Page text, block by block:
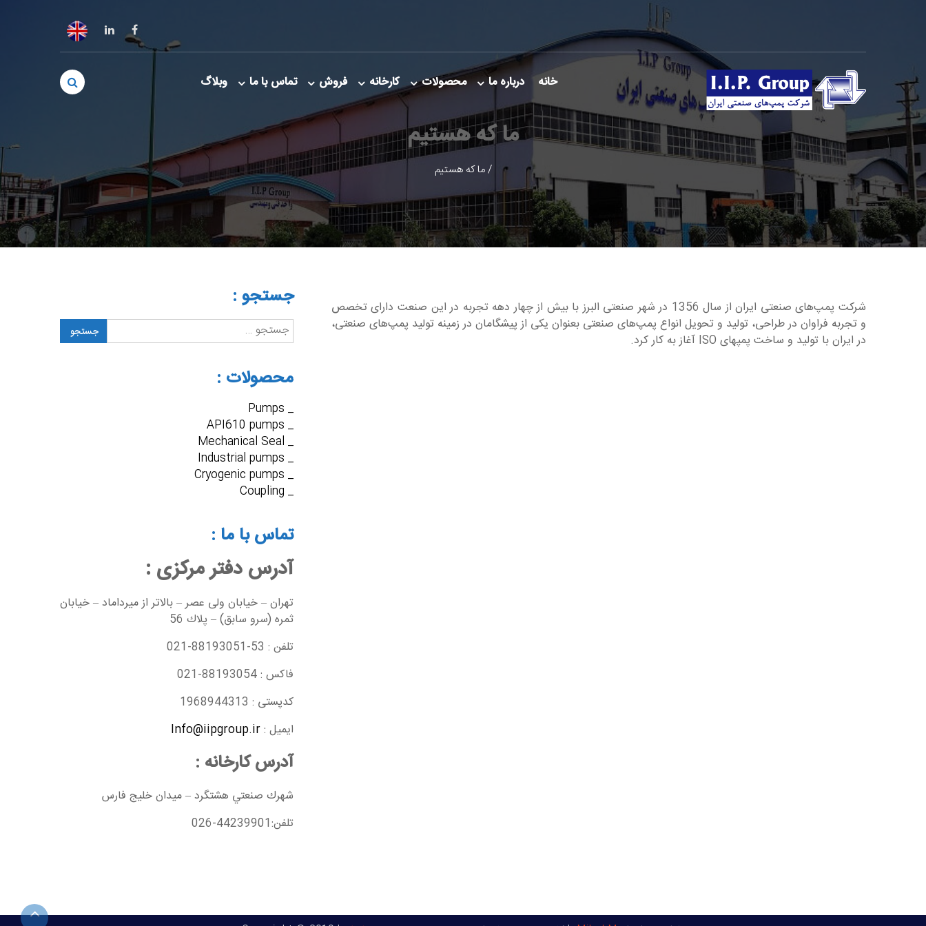
خانه درباره ما محصولات کارخانه فروش تماس با ما وبلاگ
ما که هستیم
/ما که هستیم
شرکت پمپ‌های صنعتی ایران از سال 1356 در شهر صنعتی البرز با بیش از چهار دهه تجربه در این صنعت دارای تخصص
و تجربه فراوان در طراحی، تولید و تحویل انواع پمپ‌های صنعتی بعنوان یکی از پیشگامان در زمینه تولید پمپ‌های صنعتی،
در ایران با تولید و ساخت پمپهای ISO آغاز به کار کرد.
جستجو :
جستجو
برای:
محصولات :
_ Pumps
_ API610 pumps
_ Mechanical Seal
_ Industrial pumps
_ Cryogenic pumps
_ Coupling
تماس با ما :
آدرس دفتر مرکزی :
تهران – خيابان ولی عصر – بالاتر از میرداماد – خیابان
ثمره (سرو سابق) – پلاك 56
تلفن : 53-88193051-021
فاكس : 88193054-021
کدپستی : 1968944313
ایمیل :Info@iipgroup.ir
آدرس کارخانه :
شهرك صنعتي هشتگرد – میدان خلیج فارس
تلفن:44239901-026